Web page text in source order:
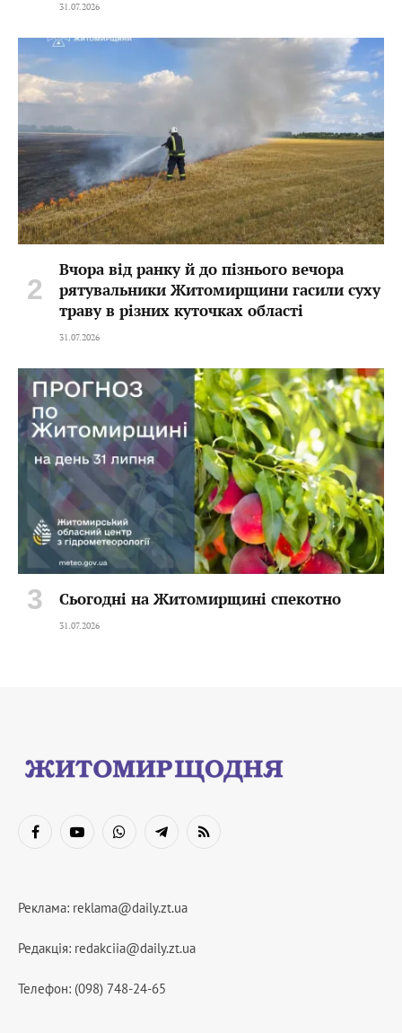
31.07.2026
Вчора від ранку й до пізнього вечора
рятувальники Житомирщини гасили суху
траву в різних куточках області
31.07.2026
Сьогодні на Житомирщині спекотно
31.07.2026
FacebookYouTubeWhatsAppTelegramRSS
Реклама: reklama@daily.zt.ua
Редакція: redakciia@daily.zt.ua
Телефон: (098) 748-24-65